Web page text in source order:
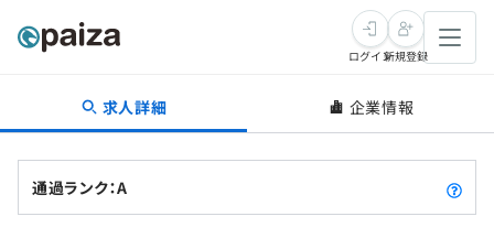
転職・キャリア
新卒就活
ログイン新規登録
求人詳細 企業情報
通過ランク：A